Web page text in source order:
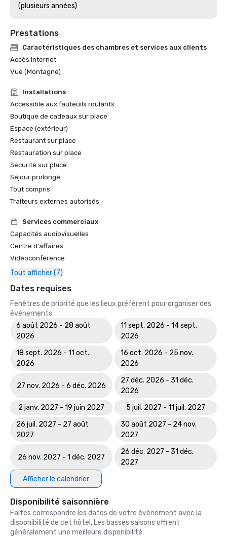
Prestations
Caractéristiques des chambres et services aux clients
Accès Internet
Vue (Montagne)
Installations
Accessible aux fauteuils roulants
Boutique de cadeaux sur place
Espace (extérieur)
Restaurant sur place
Restauration sur place
Sécurité sur place
Séjour prolongé
Tout compris
Traiteurs externes autorisés
Services commerciaux
Capacités audiovisuelles
Centre d'affaires
Vidéoconférence
Tout afficher (7)
Dates requises
Fenêtres de priorité que les lieux préfèrent pour organiser des
événements
6 août 2026 - 28 août
2026
11 sept. 2026 - 14 sept.
2026
18 sept. 2026 - 11 oct.
2026
16 oct. 2026 - 25 nov.
2026
27 nov. 2026 - 6 déc. 2026
27 déc. 2026 - 31 déc.
2026
2 janv. 2027 - 19 juin 2027
5 juil. 2027 - 11 juil. 2027
26 juil. 2027 - 27 août
2027
30 août 2027 - 24 nov.
2027
26 nov. 2027 - 1 déc. 2027
26 déc. 2027 - 31 déc.
2027
Afficher le calendrier
Disponibilité saisonnière
Faites correspondre les dates de votre événement avec la
disponibilité de cet hôtel. Les basses saisons offrent
généralement une meilleure disponibilité.